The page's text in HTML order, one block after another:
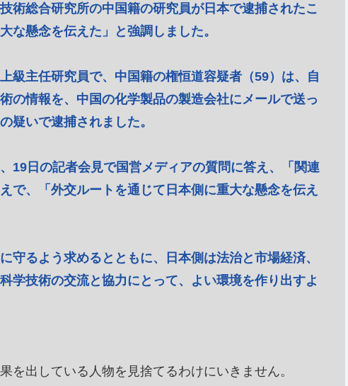
術総合研究所の中国籍の研究員が日本で逮捕されたこ
な懸念を伝えた」と強調しました。
級主任研究員で、中国籍の権恒道容疑者（59）は、自
の情報を、中国の化学製品の製造会社にメールで送っ
疑いで逮捕されました。
19日の記者会見で国営メディアの質問に答え、「関連
で、「外交ルートを通じて日本側に重大な懸念を伝え
守るよう求めるとともに、日本側は法治と市場経済、
学技術の交流と協力にとって、よい環境を作り出すよ
を出している人物を見捨てるわけにいきません。